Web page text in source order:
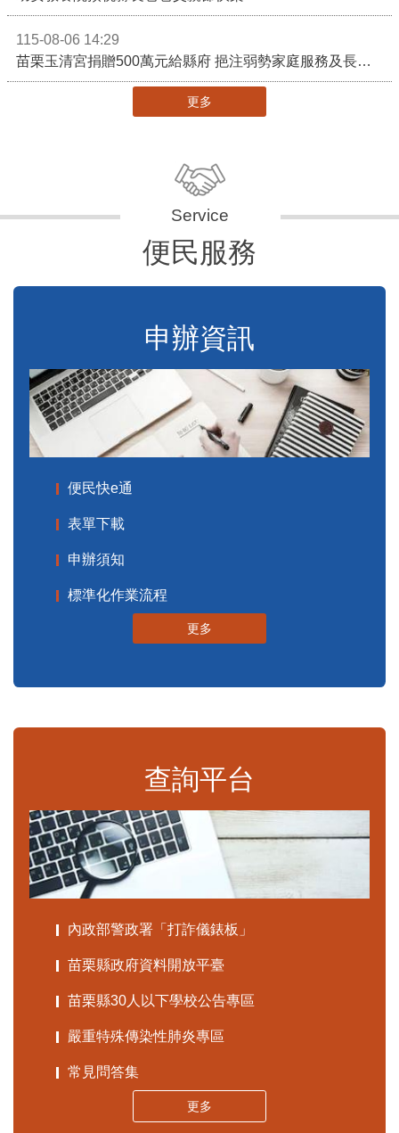
115-08-06 14:29
苗栗玉清宮捐贈500萬元給縣府 挹注弱勢家庭服務及長照醫療資源
更多
便民服務
申辦資訊
便民快e通
表單下載
申辦須知
標準化作業流程
更多
查詢平台
內政部警政署「打詐儀錶板」
苗栗縣政府資料開放平臺
苗栗縣30人以下學校公告專區
嚴重特殊傳染性肺炎專區
常見問答集
更多